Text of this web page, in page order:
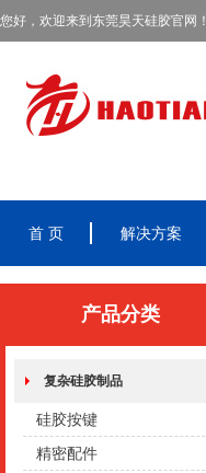
您好，欢迎来到东莞昊天硅胶官网！
首 页 解决方案
产品分类
复杂硅胶制品
硅胶按键
精密配件